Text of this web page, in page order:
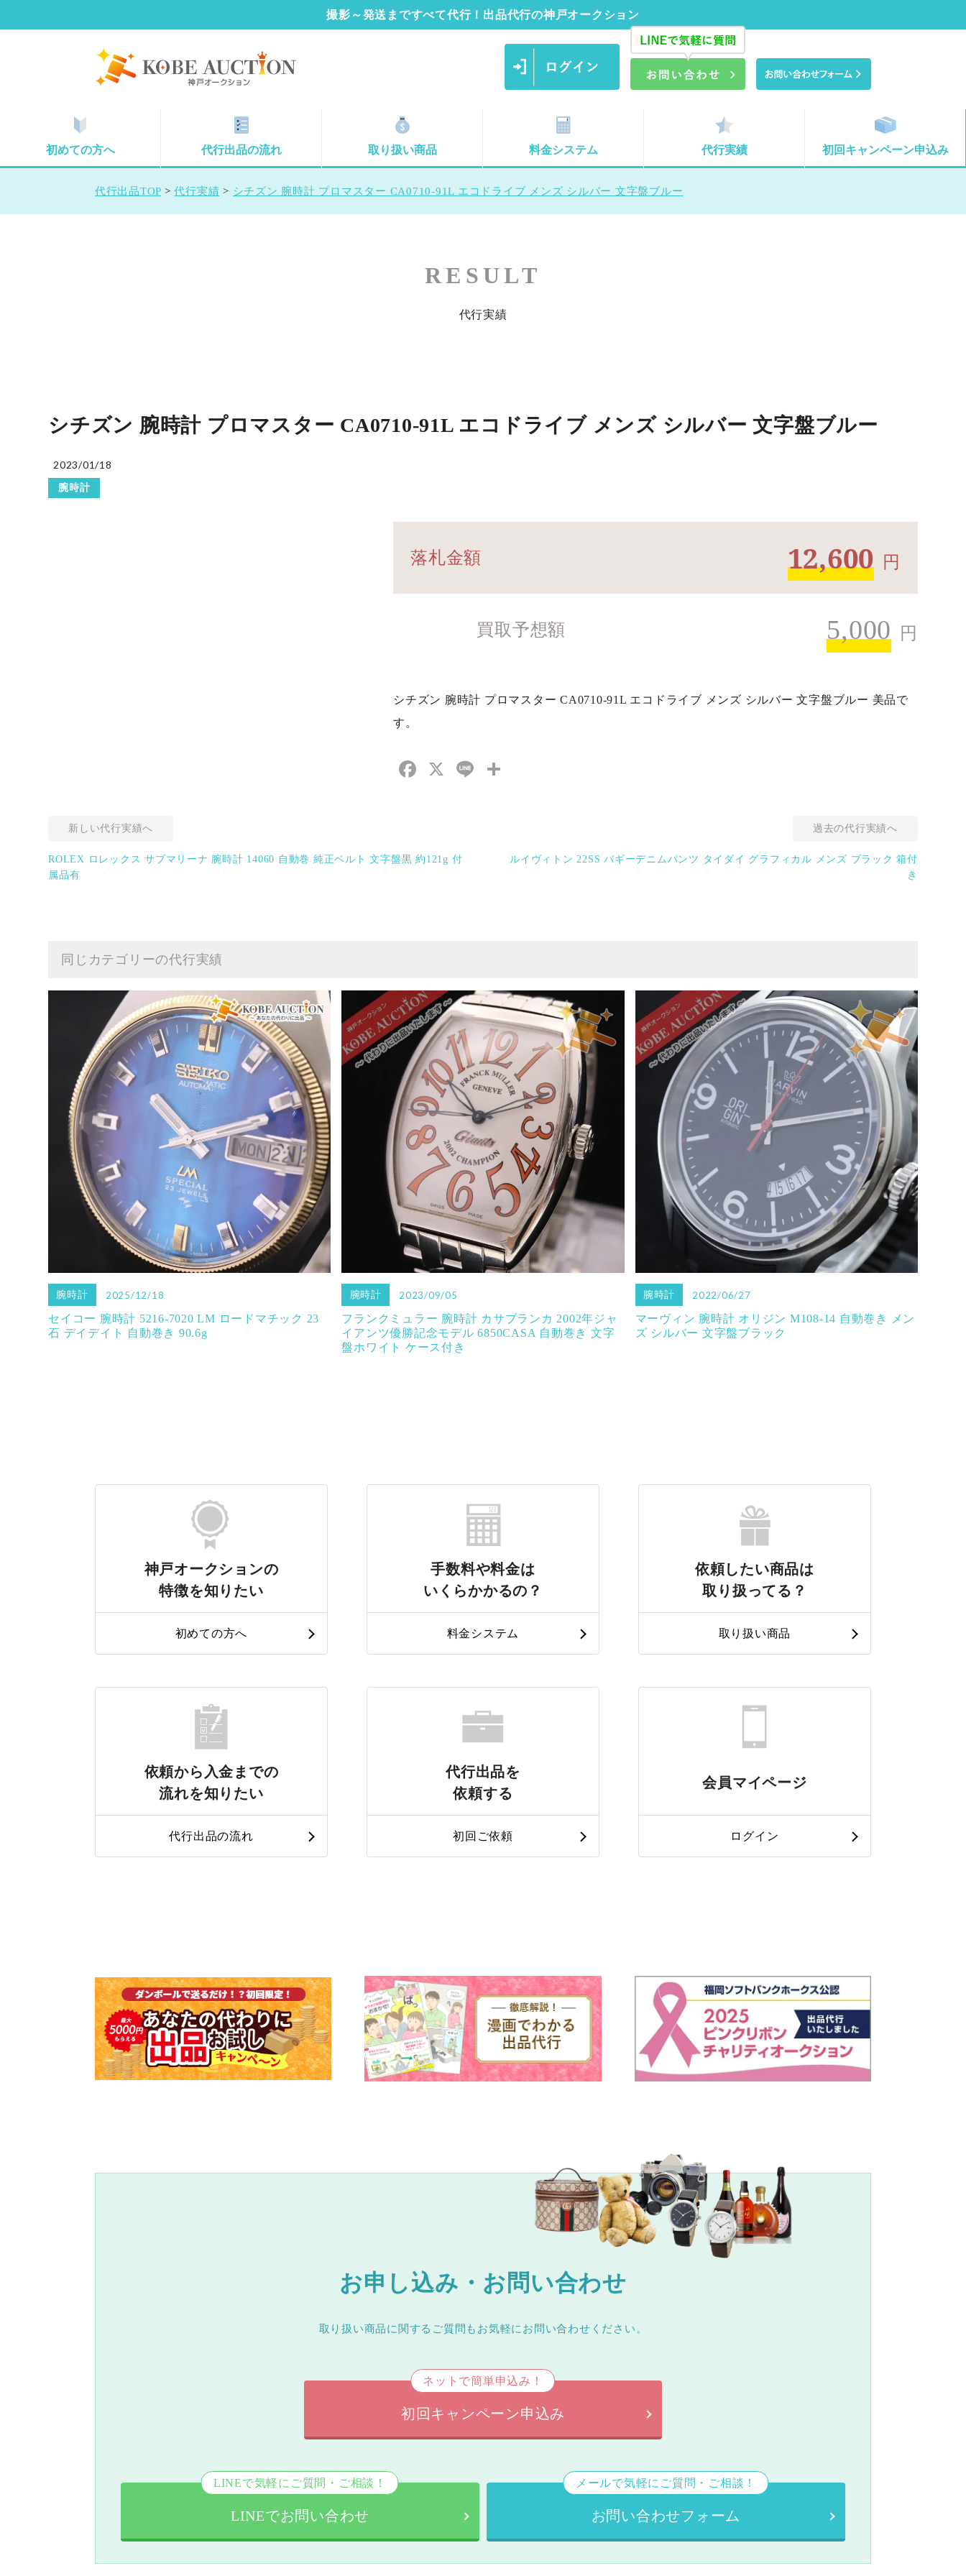
撮影～発送まですべて代行！出品代行の神戸オークション
初めての方へ 代行出品の流れ 取り扱い商品 料金システム 代行実績 初回キャンペーン申込み
代行出品TOP >代行実績 > シチズン 腕時計 プロマスター CA0710-91L エコドライブ メンズ シルバー 文字盤ブルー
RESULT
代行実績
シチズン 腕時計 プロマスター CA0710-91L エコドライブ メンズ シルバー 文字盤ブルー
2023/01/18
腕時計
落札金額 12,600 円
買取予想額 5,000 円
シチズン 腕時計 プロマスター CA0710-91L エコドライブ メンズ シルバー 文字盤ブルー 美品で
す。
Facebook
X Line
新しい代行実績へ
ROLEX ロレックス サブマリーナ 腕時計 14060 自動巻 純正ベルト 文字盤黒 約121g 付
属品有
過去の代行実績へ
ルイヴィトン 22SS バギーデニムパンツ タイダイ グラフィカル メンズ ブラック 箱付
き
同じカテゴリーの代行実績
腕時計 2025/12/18
セイコー 腕時計 5216-7020 LM ロードマチック 23
石 デイデイト 自動巻き 90.6g
腕時計 2023/09/05
フランクミュラー 腕時計 カサブランカ 2002年ジャ
イアンツ優勝記念モデル 6850CASA 自動巻き 文字
盤ホワイト ケース付き
腕時計 2022/06/27
マーヴィン 腕時計 オリジン M108-14 自動巻き メン
ズ シルバー 文字盤ブラック
神戸オークションの
特徴を知りたい
初めての方へ
手数料や料金は
いくらかかるの？
料金システム
依頼したい商品は
取り扱ってる？
取り扱い商品
依頼から入金までの
流れを知りたい
代行出品の流れ
代行出品を
依頼する
初回ご依頼
会員マイページ
ログイン
お申し込み・お問い合わせ
取り扱い商品に関するご質問もお気軽にお問い合わせください。
ネットで簡単申込み！
初回キャンペーン申込み
LINEで気軽にご質問・ご相談！
LINEでお問い合わせ
メールで気軽にご質問・ご相談！
お問い合わせフォーム